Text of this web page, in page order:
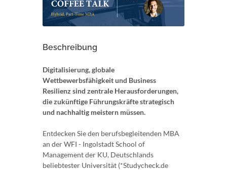
Beschreibung
Digitalisierung, globale
Wettbewerbsfähigkeit und Business
Resilienz sind zentrale Herausforderungen,
die zukünftige Führungskräfte strategisch
und nachhaltig meistern müssen.
Entdecken Sie den berufsbegleitenden MBA
an der WFI - Ingolstadt School of
Management der KU, Deutschlands
beliebtester Universität (*Studycheck.de